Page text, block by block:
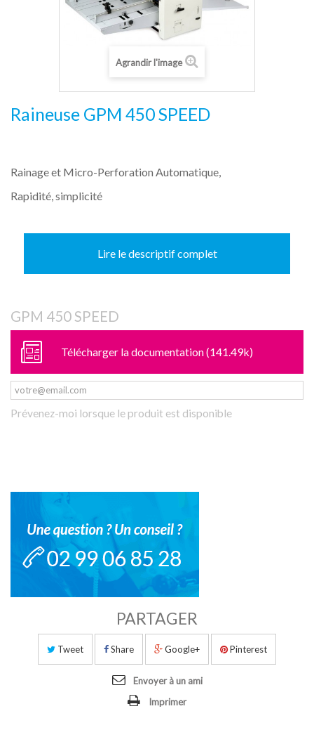
Agrandir l'image
Raineuse GPM 450 SPEED
Rainage et Micro-Perforation Automatique,
Rapidité, simplicité
Lire le descriptif complet
GPM 450 SPEED
Télécharger la documentation (141.49k)
Prévenez-moi lorsque le produit est disponible
PARTAGER
Tweet Share Google+ Pinterest
Envoyer à un ami
Imprimer